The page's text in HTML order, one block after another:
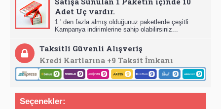
Adet Uç vardır.
1 ' den fazla almış olduğunuz paketlerde çeşitli
Kampanya indirimlerine sahip olabilirsiniz...
Taksitli Güvenli Alışveriş
Kredi Kartlarına +9 Taksit İmkanı
Seçenekler: